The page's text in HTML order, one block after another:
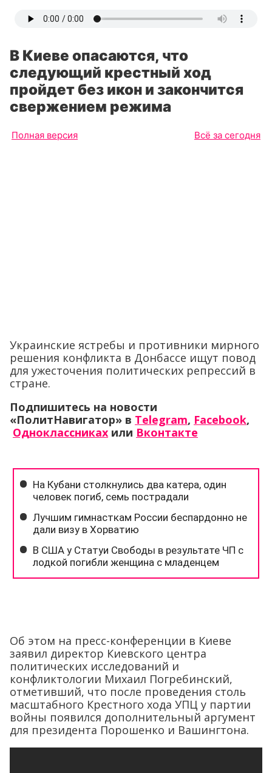
В Киеве опасаются, что
следующий крестный ход
пройдет без икон и закончится
свержением режима
Полная версия Всё за сегодня
Украинские ястребы и противники мирного
решения конфликта в Донбассе ищут повод
для ужесточения политических репрессий в
стране.
Подпишитесь на новости
«ПолитНавигатор» в Telegram, Facebook,
Одноклассниках или Вконтакте
Об этом на пресс-конференции в Киеве
заявил директор Киевского центра
политических исследований и
конфликтологии Михаил Погребинский,
отметивший, что после проведения столь
масштабного Крестного хода УПЦ у партии
войны появился дополнительный аргумент
для президента Порошенко и Вашингтона.